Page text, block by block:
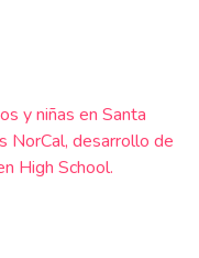
y niñas en Santa
NorCal, desarrollo de
High School.